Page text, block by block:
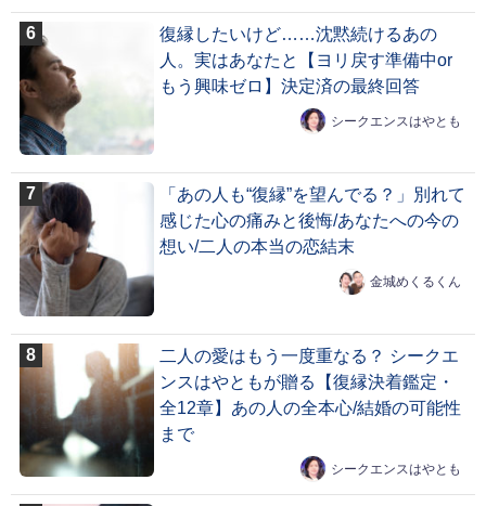
復縁したいけど……沈黙続けるあの
人。実はあなたと【ヨリ戻す準備中or
もう興味ゼロ】決定済の最終回答
シークエンスはやとも
「あの人も“復縁”を望んでる？」別れて
感じた心の痛みと後悔/あなたへの今の
想い/二人の本当の恋結末
金城めくるくん
二人の愛はもう一度重なる？ シークエ
ンスはやともが贈る【復縁決着鑑定・
全12章】あの人の全本心/結婚の可能性
まで
シークエンスはやとも